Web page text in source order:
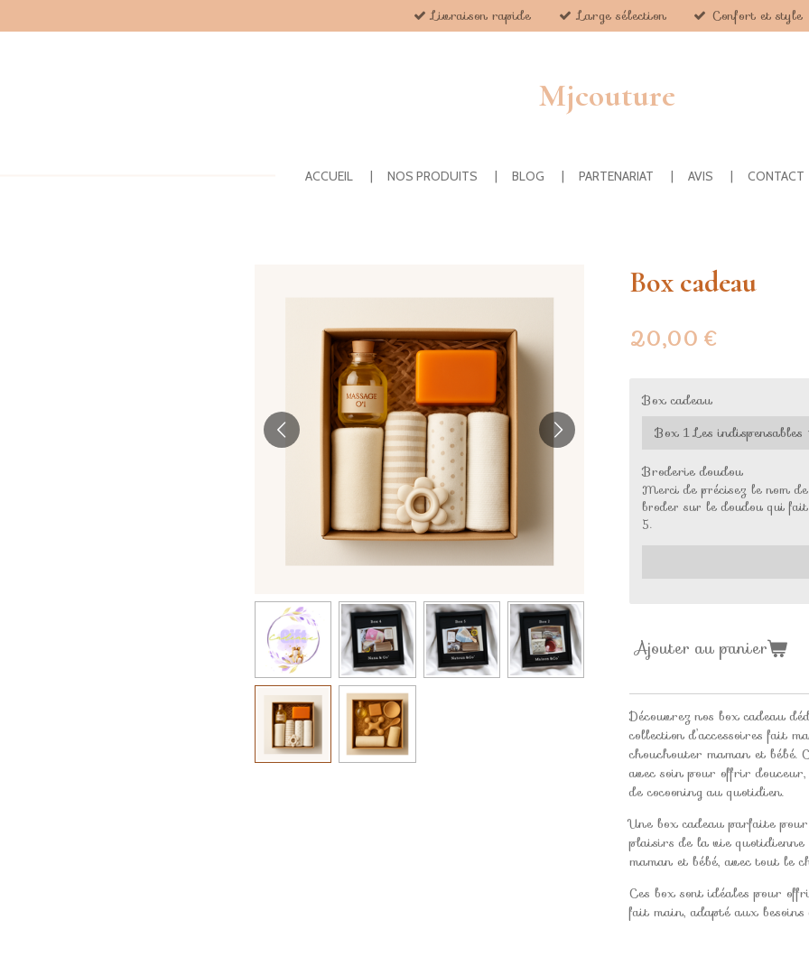
au
Livraison rapide Large sélection Confort et style
Mjcouture
ACCUEIL NOS PRODUITS BLOG PARTENARIAT AVIS CONTACT
Box cadeau
20,00 €
Box cadeau
Broderie doudou
Merci de précisez le nom
broder sur le doudou qui
5.
Ajouter au panier
Découvrez nos box cadeau
collection d’accessoires fait
chouchouter maman et bébé.
avec soin pour offrir
de cocooning au quotidien.
Une box cadeau parfaite
plaisirs de la vie
maman et bébé, avec tout le
Ces box sont idéales pour
fait main, adapté aux besoins